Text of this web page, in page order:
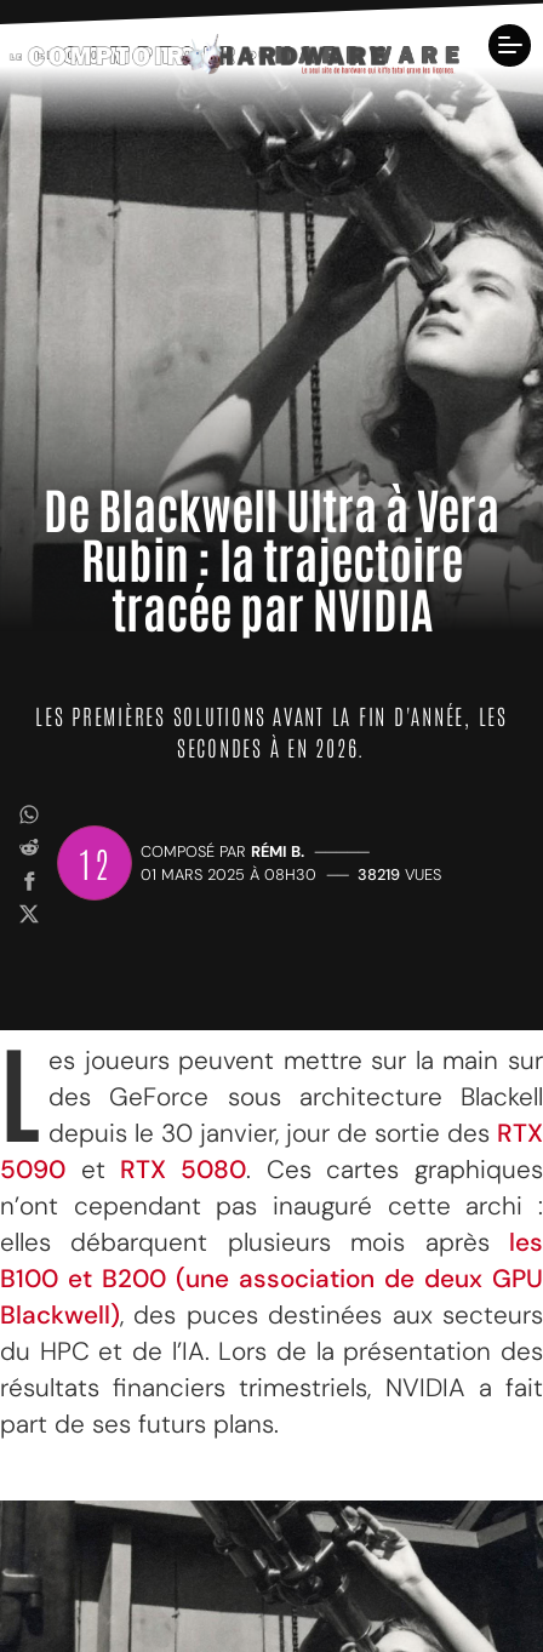
De Blackwell Ultra à Vera
Rubin : la trajectoire
tracée par NVIDIA
LES PREMIÈRES SOLUTIONS AVANT LA FIN D'ANNÉE, LES
SECONDES À EN 2026.
12 COMPOSÉ PAR RÉMI B. —————
01 MARS 2025 À 08H30 —— 38219 VUES
L
es joueurs peuvent mettre sur la main sur
des GeForce sous architecture Blackell
depuis le 30 janvier, jour de sortie des RTX
5090 et RTX 5080. Ces cartes graphiques
n’ont cependant pas inauguré cette archi :
elles débarquent plusieurs mois après les
B100 et B200 (une association de deux GPU
Blackwell), des puces destinées aux secteurs
du HPC et de l’IA. Lors de la présentation des
résultats financiers trimestriels, NVIDIA a fait
part de ses futurs plans.